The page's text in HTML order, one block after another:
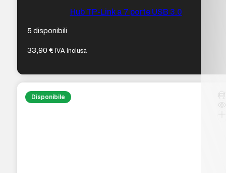
Hub TP-Link a 7 porte USB 3.0
5 disponibili
33,90€ IVA inclusa
Disponibile